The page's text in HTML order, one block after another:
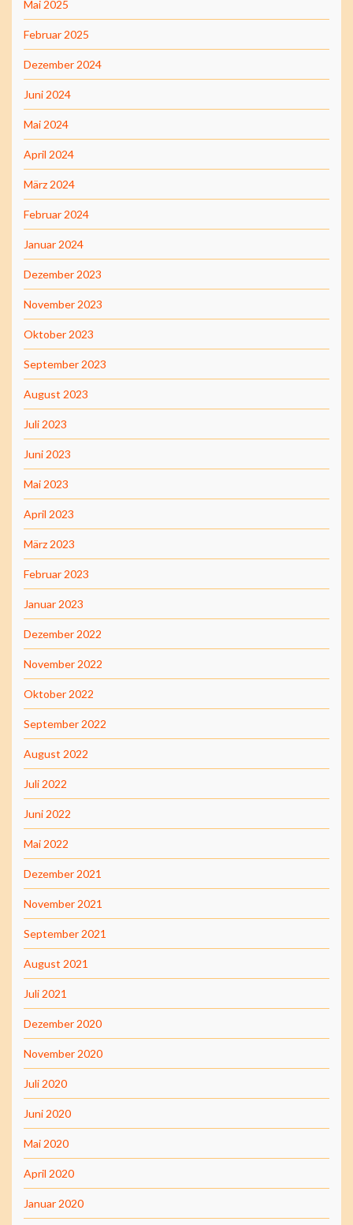
Mai 2025
Februar 2025
Dezember 2024
Juni 2024
Mai 2024
April 2024
März 2024
Februar 2024
Januar 2024
Dezember 2023
November 2023
Oktober 2023
September 2023
August 2023
Juli 2023
Juni 2023
Mai 2023
April 2023
März 2023
Februar 2023
Januar 2023
Dezember 2022
November 2022
Oktober 2022
September 2022
August 2022
Juli 2022
Juni 2022
Mai 2022
Dezember 2021
November 2021
September 2021
August 2021
Juli 2021
Dezember 2020
November 2020
Juli 2020
Juni 2020
Mai 2020
April 2020
Januar 2020